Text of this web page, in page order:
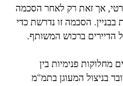
פרטי, אך זאת רק לאחר הסכמה
הסכמה זו נדרשת כדי
הדיירים ברכוש המשותף.
מחלוקות פנימיות בין
בניצול המעוגן בתמ"מ